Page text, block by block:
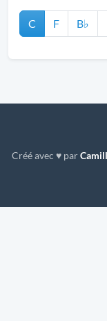
C F B♭
Créé avec ♥ par